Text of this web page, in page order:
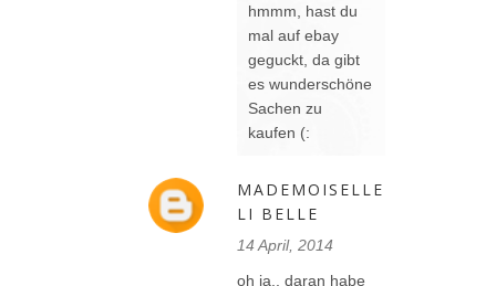
hmmm, hast du
mal auf ebay
geguckt, da gibt
es wunderschöne
Sachen zu
kaufen (:
MADEMOISELLE
LI BELLE
14 April, 2014
oh ja.. daran habe